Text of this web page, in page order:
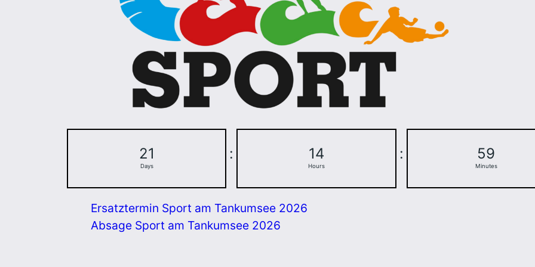
21
Days
: 14
Hours
: 59
Minutes
Ersatztermin Sport am Tankumsee 2026
Absage Sport am Tankumsee 2026